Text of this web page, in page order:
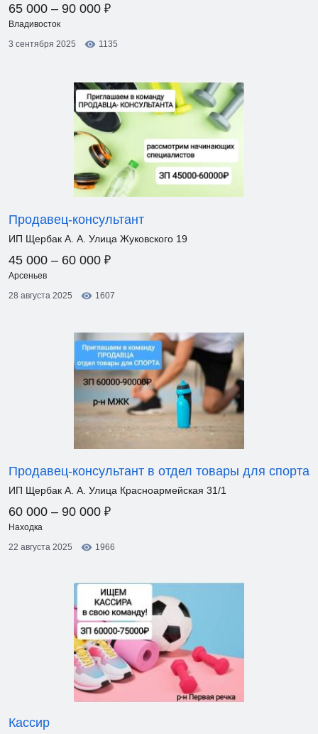
65 000 – 90 000 ₽
Владивосток
3 сентября 2025
1135
Продавец-консультант
ИП Щербак А. А. Улица Жуковского 19
45 000 – 60 000 ₽
Арсеньев
28 августа 2025
1607
Продавец-консультант в отдел товары для спорта
ИП Щербак А. А. Улица Красноармейская 31/1
60 000 – 90 000 ₽
Находка
22 августа 2025
1966
Кассир